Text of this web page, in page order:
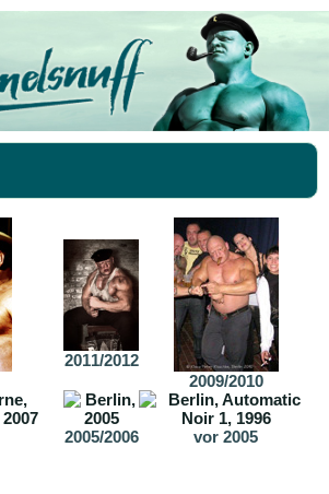
2011/2012
2009/2010
2005/2006 vor 2005